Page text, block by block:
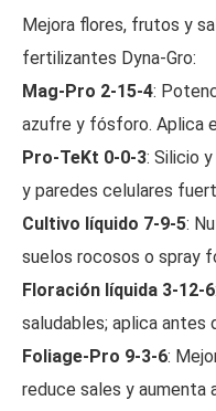
Mejora flores, frutos y
fertilizantes Dyna-Gro:
Mag-Pro 2-15-4:
azufre y fósforo. Aplica
Pro-TeKt 0-0-3: Silicio
y paredes celulares
Cultivo líquido 7-9-5:
suelos rocosos o spray
Floración líquida 3-12-6
saludables; aplica antes
Foliage-Pro 9-3-6:
reduce sales y aumenta